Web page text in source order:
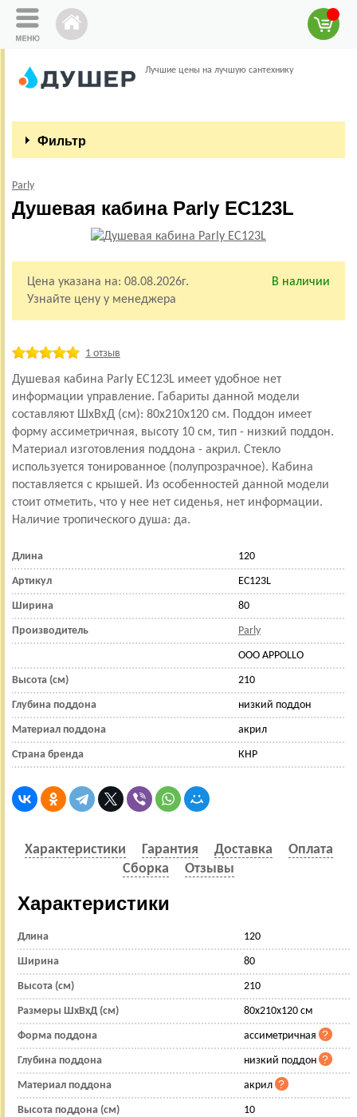
Лучшие цены на лучшую сантехнику
Фильтр
Parly
Душевая кабина Parly EC123L
Цена указана на: 08.08.2026г.
В наличии
Узнайте цену у менеджера
1 отзыв
Душевая кабина Parly EC123L имеет удобное нет
информации управление. Габариты данной модели
составляют ШхВхД (см): 80x210x120 см. Поддон имеет
форму ассиметричная, высоту 10 см, тип - низкий поддон.
Материал изготовления поддона - акрил. Стекло
используется тонированное (полупрозрачное). Кабина
поставляется с крышей. Из особенностей данной модели
стоит отметить, что у нее нет сиденья, нет информации.
Наличие тропического душа: да.
Длина 120
Артикул EC123L
Ширина 80
Производитель Parly
OOO APPOLLO
Высота (см) 210
Глубина поддона низкий поддон
Материал поддона акрил
Страна бренда КНР
Характеристики Гарантия Доставка
Оплата
Сборка
Отзывы
Характеристики
Длина 120
Ширина 80
Высота (см) 210
Размеры ШхВхД (см) 80x210x120 см
Форма поддона ассиметричная
Глубина поддона низкий поддон
Материал поддона акрил
Высота поддона (см) 10